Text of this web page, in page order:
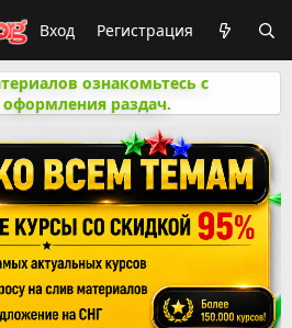
Вход Регистрация
ознакомьтесь с
раздач.